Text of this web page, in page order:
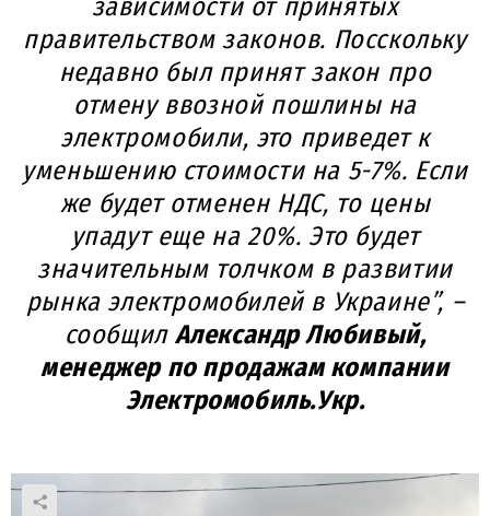
зависимости от принятых
правительством законов. Посскольку
недавно был принят закон про
отмену ввозной пошлины на
электромобили, это приведет к
уменьшению стоимости на 5-7%. Если
же будет отменен НДС, то цены
упадут еще на 20%. Это будет
значительным толчком в развитии
рынка электромобилей в Украине”, –
сообщил Александр Любивый,
менеджер по продажам компании
Электромобиль.Укр.